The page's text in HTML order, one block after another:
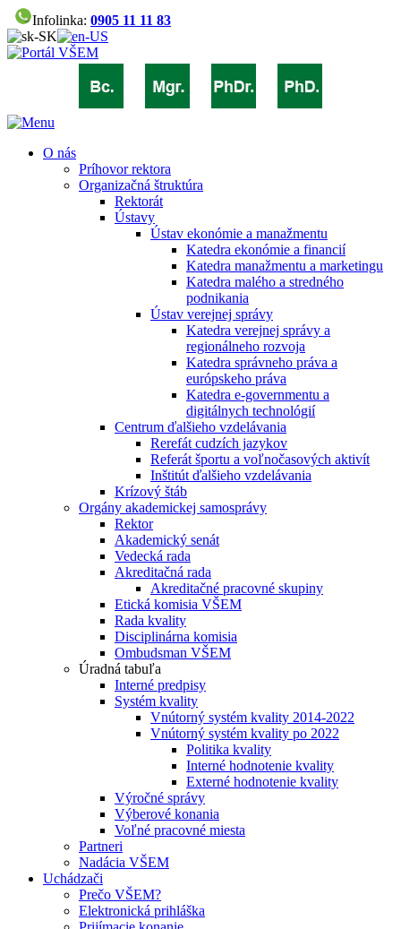
Infolinka: 0905 11 11 83
O nás
Príhovor rektora
Organizačná štruktúra
Rektorát
Ústavy
Ústav ekonómie a manažmentu
Katedra ekonómie a financií
Katedra manažmentu a marketingu
Katedra malého a stredného
podnikania
Ústav verejnej správy
Katedra verejnej správy a
regionálneho rozvoja
Katedra správneho práva a
európskeho práva
Katedra e-governmentu a
digitálnych technológií
Centrum ďalšieho vzdelávania
Rerefát cudzích jazykov
Referát športu a voľnočasových aktivít
Inštitút ďalšieho vzdelávania
Krízový štáb
Orgány akademickej samosprávy
Rektor
Akademický senát
Vedecká rada
Akreditačná rada
Akreditačné pracovné skupiny
Etická komisia VŠEM
Rada kvality
Disciplinárna komisia
Ombudsman VŠEM
Úradná tabuľa
Interné predpisy
Systém kvality
Vnútorný systém kvality 2014-2022
Vnútorný systém kvality po 2022
Politika kvality
Interné hodnotenie kvality
Externé hodnotenie kvality
Výročné správy
Výberové konania
Voľné pracovné miesta
Partneri
Nadácia VŠEM
Uchádzači
Prečo VŠEM?
Elektronická prihláška